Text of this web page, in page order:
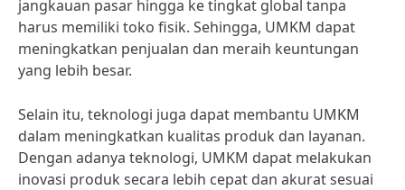
jangkauan pasar hingga ke tingkat global tanpa
harus memiliki toko fisik. Sehingga, UMKM dapat
meningkatkan penjualan dan meraih keuntungan
yang lebih besar.
Selain itu, teknologi juga dapat membantu UMKM
dalam meningkatkan kualitas produk dan layanan.
Dengan adanya teknologi, UMKM dapat melakukan
inovasi produk secara lebih cepat dan akurat sesuai